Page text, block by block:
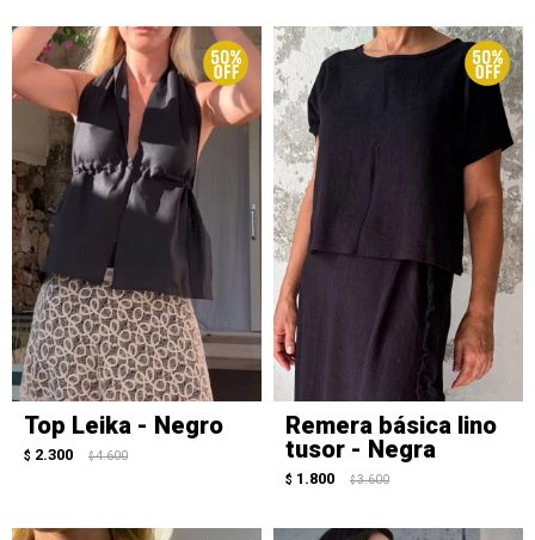
Top Leika - Negro
$ 2.300 $ 4.600
Remera básica lino
tusor - Negra
$ 1.800 $ 3.600